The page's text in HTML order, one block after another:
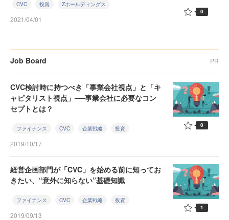
CVC 投資 Zホールディングス
2021/04/01
0
Job Board PR
CVC検討時に持つべき「事業会社視点」と「キ
ャピタリスト視点」──事業会社に必要なコン
セプトとは？
ファイナンス CVC 企業戦略 投資
2019/10/17
0
経営企画部門が「CVC」を始める前に知ってお
きたい、“意外に知らない”基礎知識
ファイナンス CVC 企業戦略 投資
2019/09/13
1